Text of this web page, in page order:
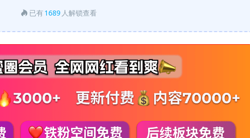
已有 1689 人解锁查看